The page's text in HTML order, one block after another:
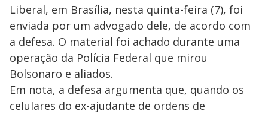
Liberal, em Brasília, nesta quinta-feira (7), foi
enviada por um advogado dele, de acordo com
a defesa. O material foi achado durante uma
operação da Polícia Federal que mirou
Bolsonaro e aliados.
Em nota, a defesa argumenta que, quando os
celulares do ex-ajudante de ordens de